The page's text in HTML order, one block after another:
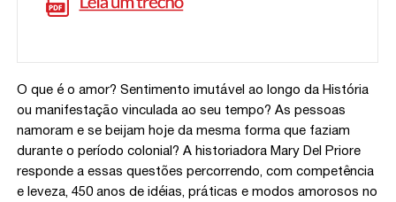
O que é o amor? Sentimento imutável ao longo da História
ou manifestação vinculada ao seu tempo? As pessoas
namoram e se beijam hoje da mesma forma que faziam
durante o período colonial? A historiadora Mary Del Priore
responde a essas questões percorrendo, com competência
e leveza, 450 anos de idéias, práticas e modos amorosos no